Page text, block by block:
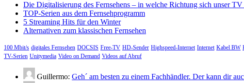
Die Digitalisierung des Fernsehens – in welche Richtung sich unser
TOP-Serien aus dem Fernsehprogramm
5 Streaming Hits für den Winter
Alternativen zum klassischen Fernsehen
100 Mbit/s digitales Fernsehen DOCSIS Free-TV HD-Sender Highspeed-Internet Internet Kabel BW
TV-Serien Unitymedia Video on Demand Videos auf Abruf
Guillermo: Geh´ am besten zu einem Fachhändler. Der kann dir